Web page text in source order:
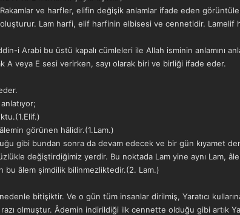
ve harfler, elifin değişik anlamlar ifade eden
Lam harfi, elif harfinin elbisesi ve cennetidir. Lamelif
i Arabi bu üstü kapalı cümleleri ile Allah isminin anlamını
A veya E sesi verirken, sayı olarak biri ve birliği ifade eder.
görünen hâlidir.(1.Lam.)
gibi bundan sonra da devam edecek ve bir gün kıyamet
değiştirdiğimiz yerdir. Bu noktada Lam yine aynı Lam,
bu âlem şimdilik bilinmezliktedir.(2. Lam.)
bitişiktir. Ve o gün tüm insanlar dirilmiş, Yaratıcı
olmuştur. Âdemin indirildiği ilk cennette olduğu gibi artık